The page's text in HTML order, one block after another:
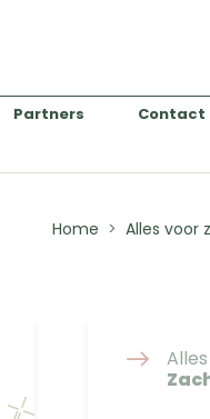
Partners Contact
Home Alles voor